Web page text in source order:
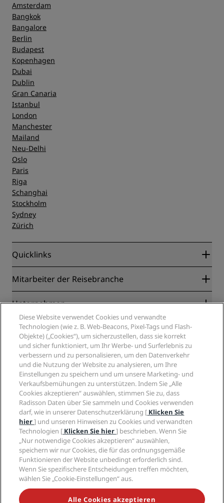
Amsterdam
Bangkok
Bangalore
Berlin
Budapest
Kopenhagen
Dubai
Dublin
Gran Canaria
Istanbul
London
Manchester
Mailand
Neu-Delhi
Oslo
Paris
Riga
Schanghai
Stockholm
Sydney
Zürich
Quicklinks
Radisson Rewards
Blog
Neue und aufstrebende Hotels
Radisson Hotels APP
„Sports Approved“-Hotels
Familienfreundliche Hotels
Gesundheit & Sicherheit
Mitarbeiter der Reisebranche
Partner
Reisebüros
Unternehmen
Radisson Hotel Group
Medien
Karriere RHG
Karriere PPHE
Karrieren EHL
The Club by RHG
Entwicklungsmöglichkeiten
Responsible Business – Unser Engagement
Einkauf
Rechtliches
Privacy Centre
Rechtliche Hinweise
Radisson Rewards Geschäftsbedingungen
Website-Nutzungsvereinbarung
Digitale Barrierefreiheit
Moderne Sklaverei – Erklärung
Hilfe
Verbrauchermeldungen
Kontakt
FAQ
Inhaltsübersicht
Soziale Medien
Marken von Radisson Hotels
VERPASSEN SIE NIEMALS UNSERE BELIEBTESTEN
ANGEBOTE
Diese Website verwendet Cookies und verwandte
Technologien (wie z. B. Web-Beacons, Pixel-Tags und Flash-
Objekte) („Cookies“), um sicherzustellen, dass sie korrekt
und sicher funktioniert, um Ihr Werbe- und Surferlebnis zu
verbessern und zu personalisieren, um den Datenverkehr
und die Nutzung der Website zu analysieren, um Ihre
Einstellungen zu speichern und um unsere Marketing- und
Verkaufsbemühungen zu unterstützen. Indem Sie „Alle
Cookies akzeptieren“ auswählen, stimmen Sie zu, dass
Radisson Daten über Sie sammeln und Cookies verwenden
darf, wie in unserer Datenschutzerklärung [ Klicken Sie
hier] und unseren Hinweisen zu Cookies und verwandten
Technologien [ Klicken Sie hier] beschrieben. Wenn Sie
„Nur notwendige Cookies akzeptieren“ auswählen,
speichern wir nur Cookies, die für das ordnungsgemäße
Funktionieren der Website unbedingt erforderlich sind.
Wenn Sie spezifischere Entscheidungen treffen möchten,
wählen Sie „Cookie-Einstellungen“ aus.
Alle Cookies akzeptieren